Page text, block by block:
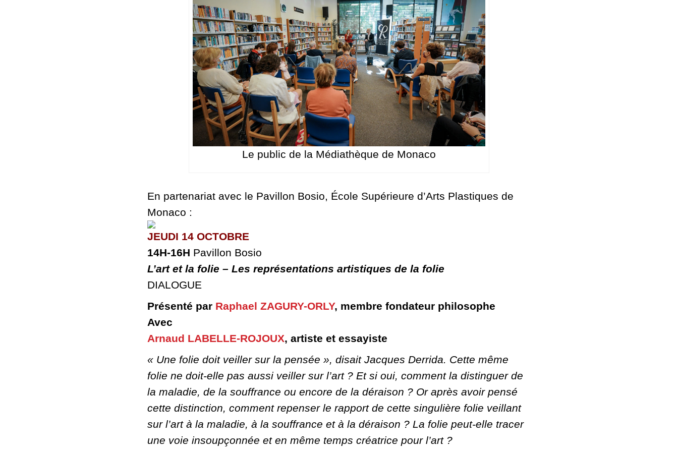
Le public de la Médiathèque de Monaco
En partenariat avec le Pavillon Bosio, École Supérieure d’Arts Plastiques de
Monaco :
JEUDI 14 OCTOBRE
14H-16H Pavillon Bosio
L’art et la folie – Les représentations artistiques de la folie
DIALOGUE
Présenté par Raphael ZAGURY-ORLY, membre fondateur philosophe
Avec
Arnaud LABELLE-ROJOUX, artiste et essayiste
« Une folie doit veiller sur la pensée », disait Jacques Derrida. Cette même
folie ne doit-elle pas aussi veiller sur l’art ? Et si oui, comment la distinguer de
la maladie, de la souffrance ou encore de la déraison ? Or après avoir pensé
cette distinction, comment repenser le rapport de cette singulière folie veillant
sur l’art à la maladie, à la souffrance et à la déraison ? La folie peut-elle tracer
une voie insoupçonnée et en même temps créatrice pour l’art ?